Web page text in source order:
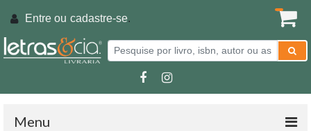
Entre ou cadastre-se.
Menu